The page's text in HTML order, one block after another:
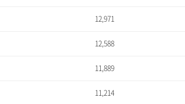
12,971
12,588
11,889
11,214